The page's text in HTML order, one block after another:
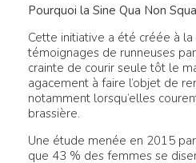
Pourquoi la Sine Qua Non
Cette initiative a été créée à
témoignages de runneuses
crainte de courir seule tôt le
agacement à faire l’objet de
notamment lorsqu’elles
brassière.
Une étude menée en 2015
que 43 % des femmes se